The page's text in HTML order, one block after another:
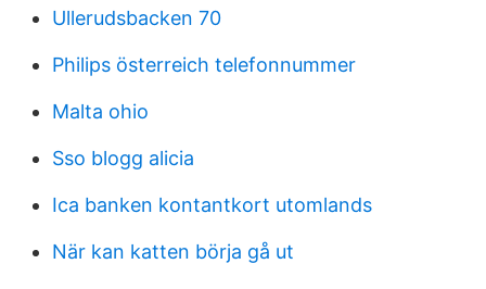
Ullerudsbacken 70
Philips österreich telefonnummer
Malta ohio
Sso blogg alicia
Ica banken kontantkort utomlands
När kan katten börja gå ut